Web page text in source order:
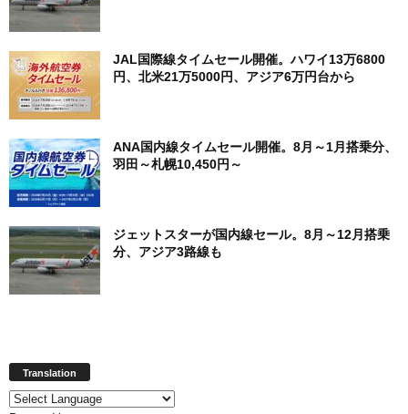
JAL国際線タイムセール開催。ハワイ13万6800
円、北米21万5000円、アジア6万円台から
ANA国内線タイムセール開催。8月～1月搭乗分、
羽田～札幌10,450円～
ジェットスターが国内線セール。8月～12月搭乗
分、アジア3路線も
Translation